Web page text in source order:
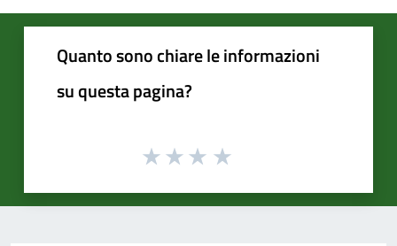
Quanto sono chiare le informazioni
su questa pagina?